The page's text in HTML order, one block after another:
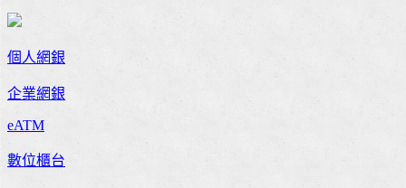
個人網銀
企業網銀
eATM
數位櫃台